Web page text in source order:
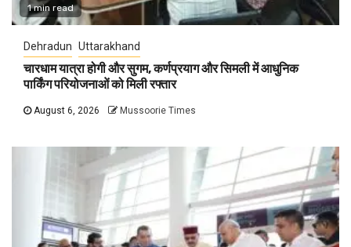
1 min read
Dehradun Uttarakhand
चारधाम यात्रा होगी और सुगम, कर्णप्रयाग और सिमली में आधुनिक
पार्किंग परियोजनाओं को मिली रफ्तार
August 6, 2026 Mussoorie Times